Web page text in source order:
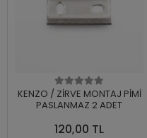
KENZO / ZİRVE MONTAJ PİMİ
PASLANMAZ 2 ADET
120,00 TL